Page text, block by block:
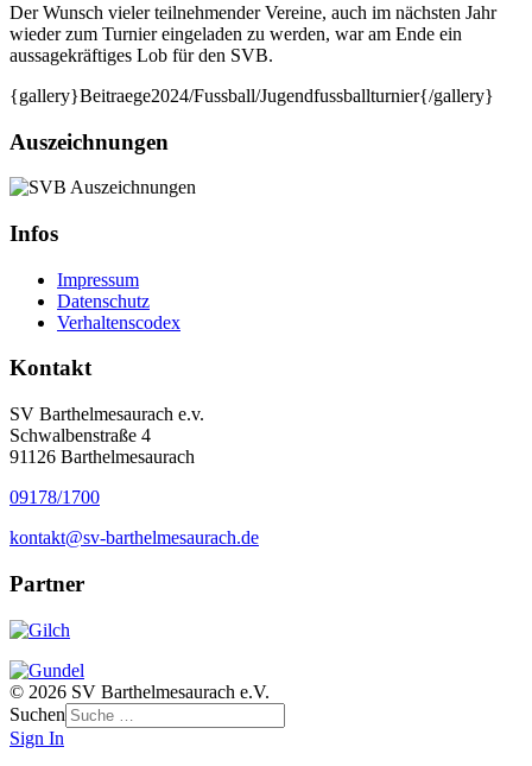
Der Wunsch vieler teilnehmender Vereine, auch im nächsten Jahr
wieder zum Turnier eingeladen zu werden, war am Ende ein
aussagekräftiges Lob für den SVB.
{gallery}Beitraege2024/Fussball/Jugendfussballturnier{/gallery}
Auszeichnungen
Infos
Impressum
Datenschutz
Verhaltenscodex
Kontakt
SV Barthelmesaurach e.v.
Schwalbenstraße 4
91126 Barthelmesaurach
09178/1700
kontakt@sv-barthelmesaurach.de
Partner
© 2026 SV Barthelmesaurach e.V.
Suchen
Sign In